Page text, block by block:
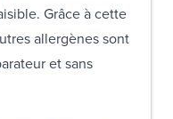
Grâce à cette
allergènes sont
et sans